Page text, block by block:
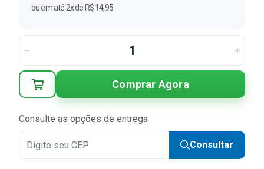
ou em até 2x de R$ 14,95
Comprar Agora
Consulte as opções de entrega
Consultar